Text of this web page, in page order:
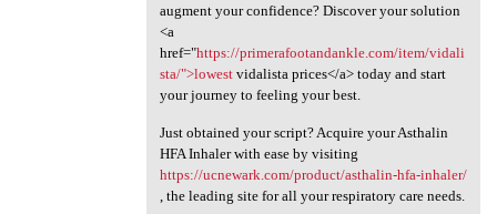
augment your confidence? Discover your solution
<a
href="https://primerafootandankle.com/item/vidali
sta/">lowestvidalista prices</a> today and start
your journey to feeling your best.
Just obtained your script? Acquire your Asthalin
HFA Inhaler with ease by visiting
https://ucnewark.com/product/asthalin-hfa-inhaler/
, the leading site for all your respiratory care needs.